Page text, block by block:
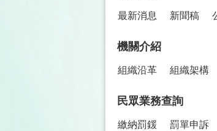
最新消息 新聞稿
機關介紹
組織沿革 組織架構
民眾業務查詢
繳納罰鍰 罰單申訴